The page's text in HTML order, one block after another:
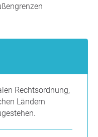
Rechtsordnung,
Ländern